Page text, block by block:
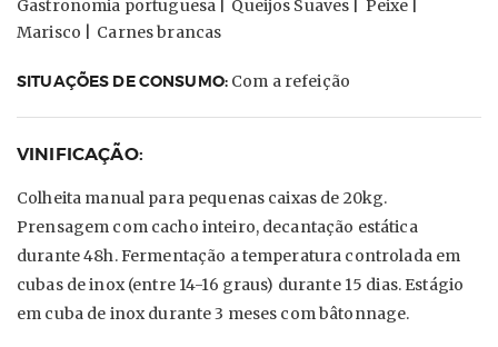
Gastronomia portuguesa |
Queijos Suaves |
Peixe |
Marisco |
Carnes brancas
SITUAÇÕES DE CONSUMO: Com a refeição
VINIFICAÇÃO:
Colheita manual para pequenas caixas de 20kg.
Prensagem com cacho inteiro, decantação estática
durante 48h. Fermentação a temperatura controlada em
cubas de inox (entre 14-16 graus) durante 15 dias. Estágio
em cuba de inox durante 3 meses com bâtonnage.